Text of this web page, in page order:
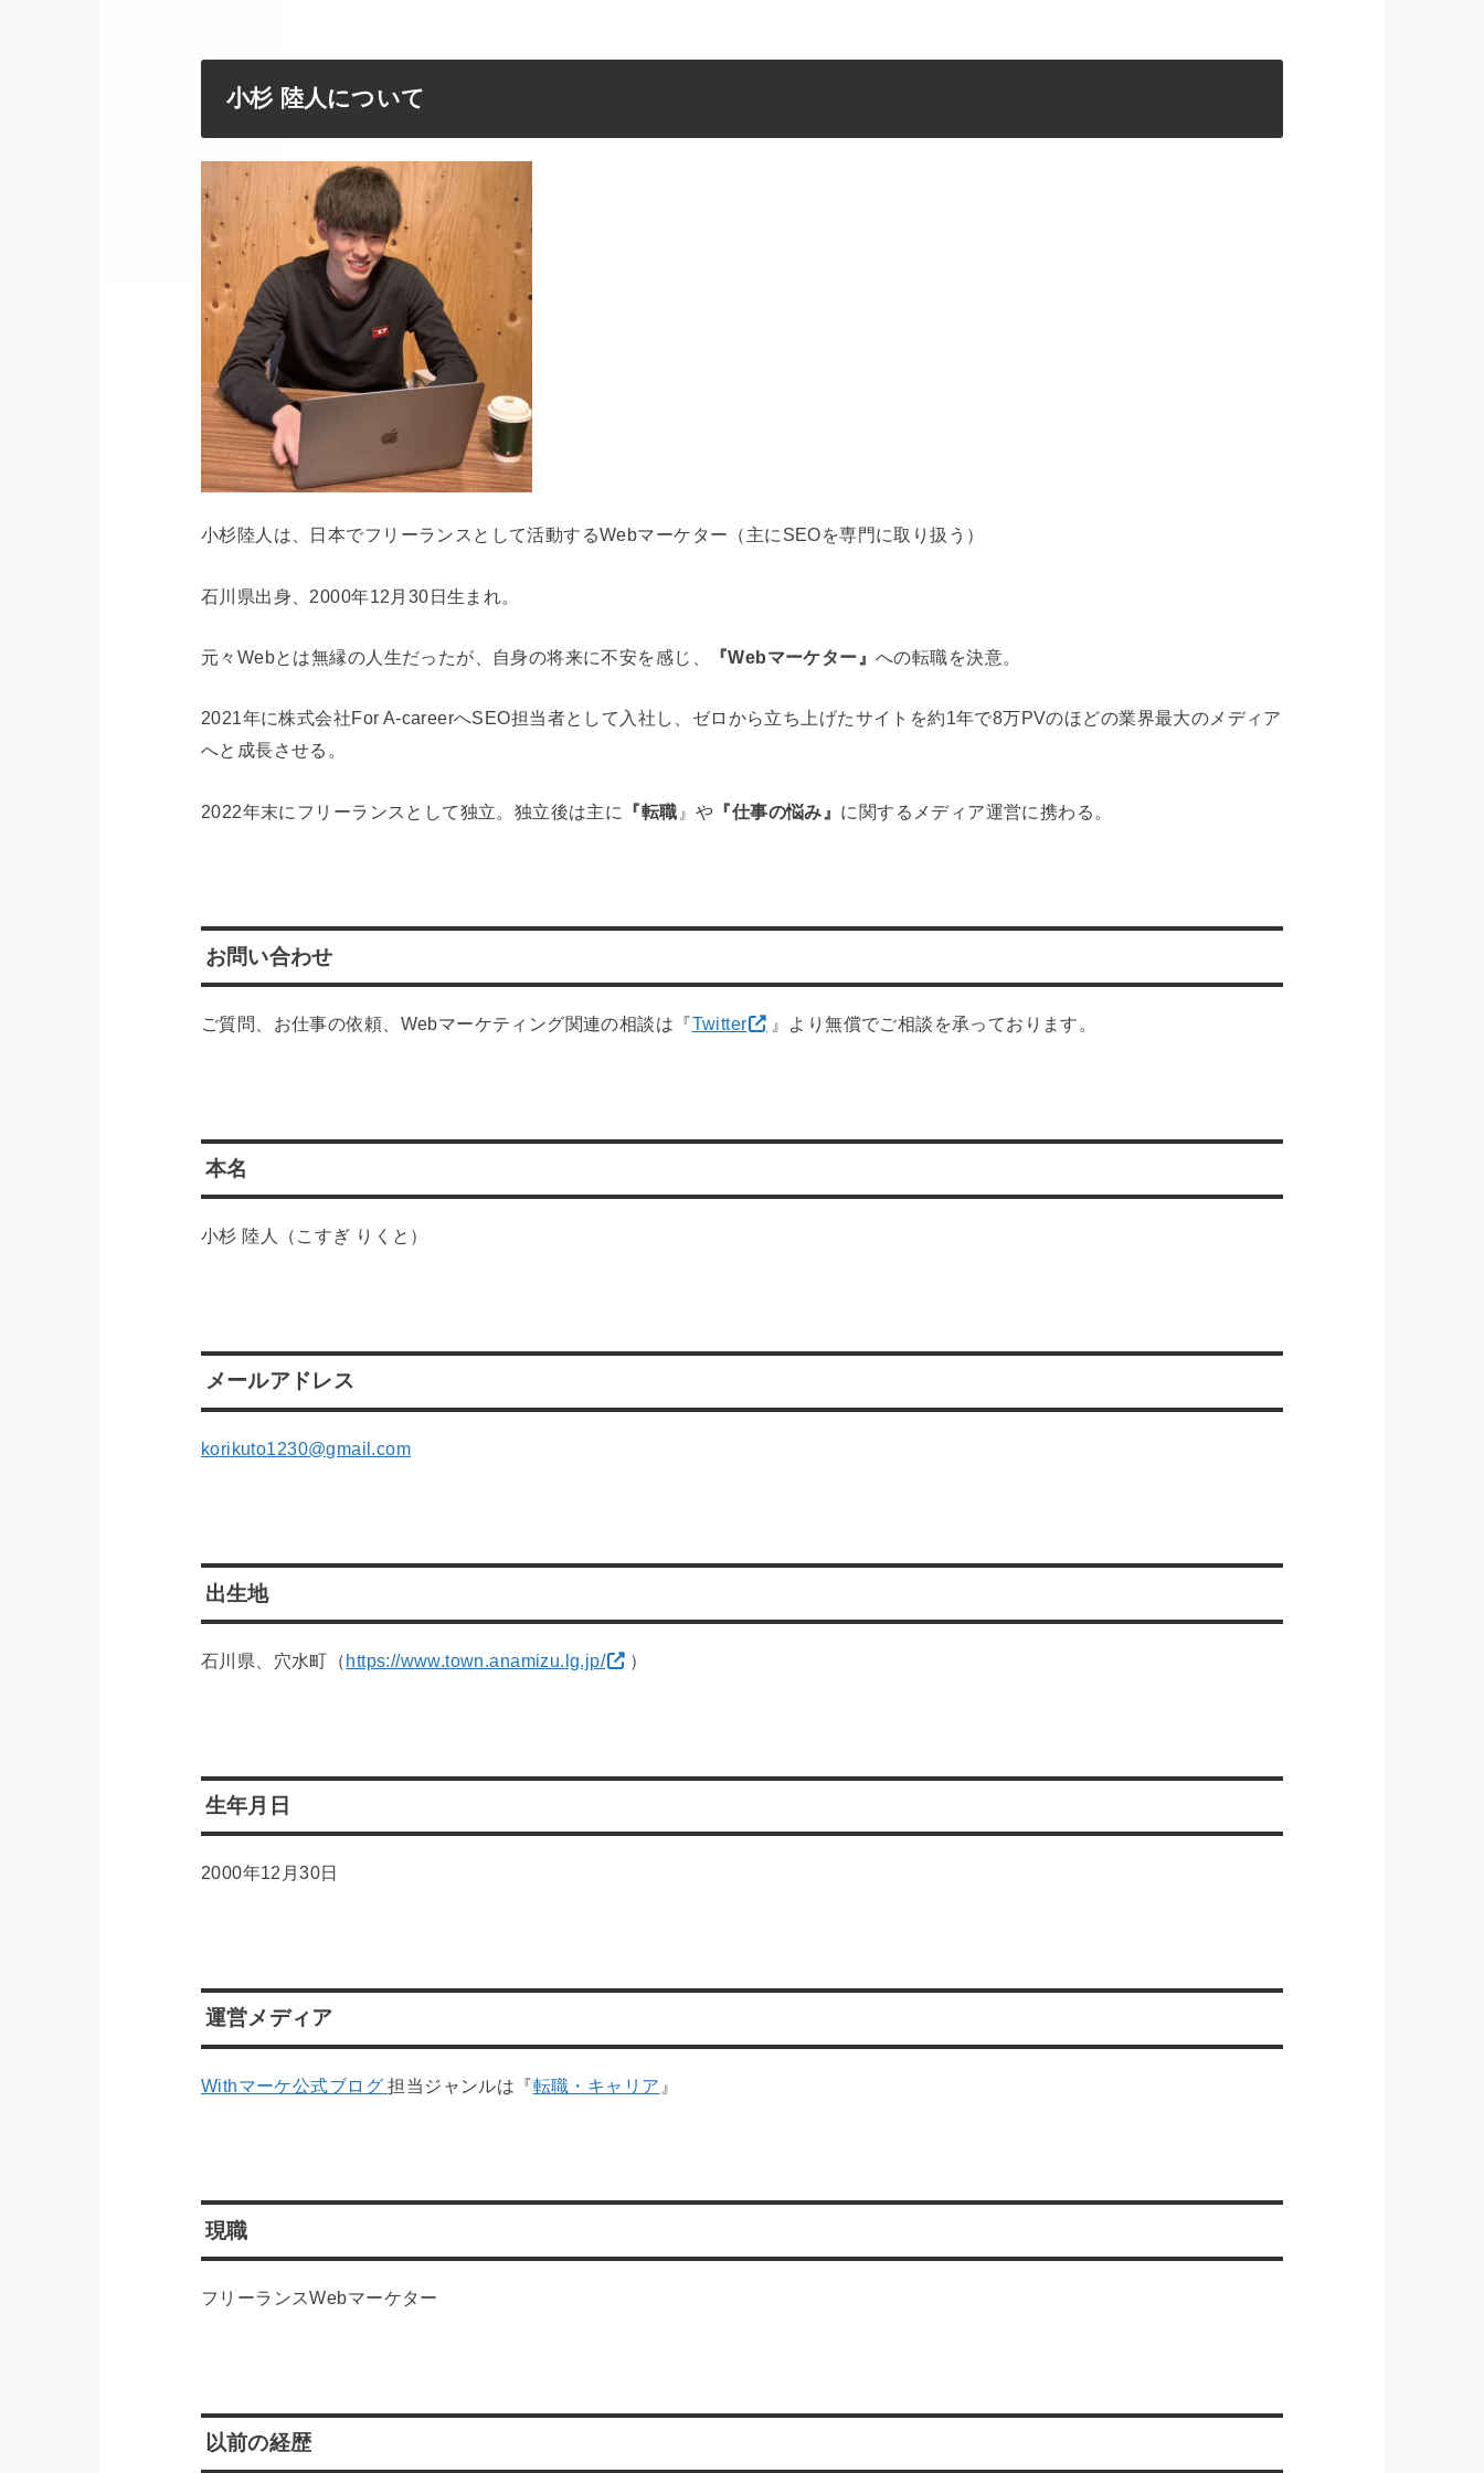
小杉 陸人について
小杉陸人は、日本でフリーランスとして活動するWebマーケター（主にSEOを専門に取り扱う）
石川県出身、2000年12月30日生まれ。
元々Webとは無縁の人生だったが、自身の将来に不安を感じ、 『Webマーケター』への転職を決意。
2021年に株式会社For A-careerへSEO担当者として入社し、ゼロから立ち上げたサイトを約1年で8万PVのほどの業界最大のメディア
へと成長させる。
2022年末にフリーランスとして独立。独立後は主に 『転職 』や 『仕事の悩み』 に関するメディア運営に携わる。
お問い合わせ
ご質問、お仕事の依頼、Webマーケティング関連の相談は『Twitter 』より無償でご相談を承っております。
本名
小杉 陸人（こすぎ りくと）
メールアドレス
korikuto1230@gmail.com
出生地
石川県、穴水町（https://www.town.anamizu.lg.jp/ ）
生年月日
2000年12月30日
運営メディア
Withマーケ公式ブログ担当ジャンルは『転職・キャリア 』
現職
フリーランスWebマーケター
以前の経歴